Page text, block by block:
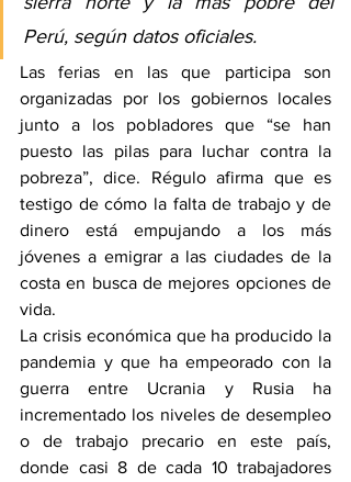
Perú, según datos oficiales.
Las ferias en las que participa son
organizadas por los gobiernos locales
junto a los pobladores que “se han
puesto las pilas para luchar contra la
pobreza”, dice. Régulo afirma que es
testigo de cómo la falta de trabajo y de
dinero está empujando a los más
jóvenes a emigrar a las ciudades de la
costa en busca de mejores opciones de
vida.
La crisis económica que ha producido la
pandemia y que ha empeorado con la
guerra entre Ucrania y Rusia ha
incrementado los niveles de desempleo
o de trabajo precario en este país,
donde casi 8 de cada 10 trabajadores